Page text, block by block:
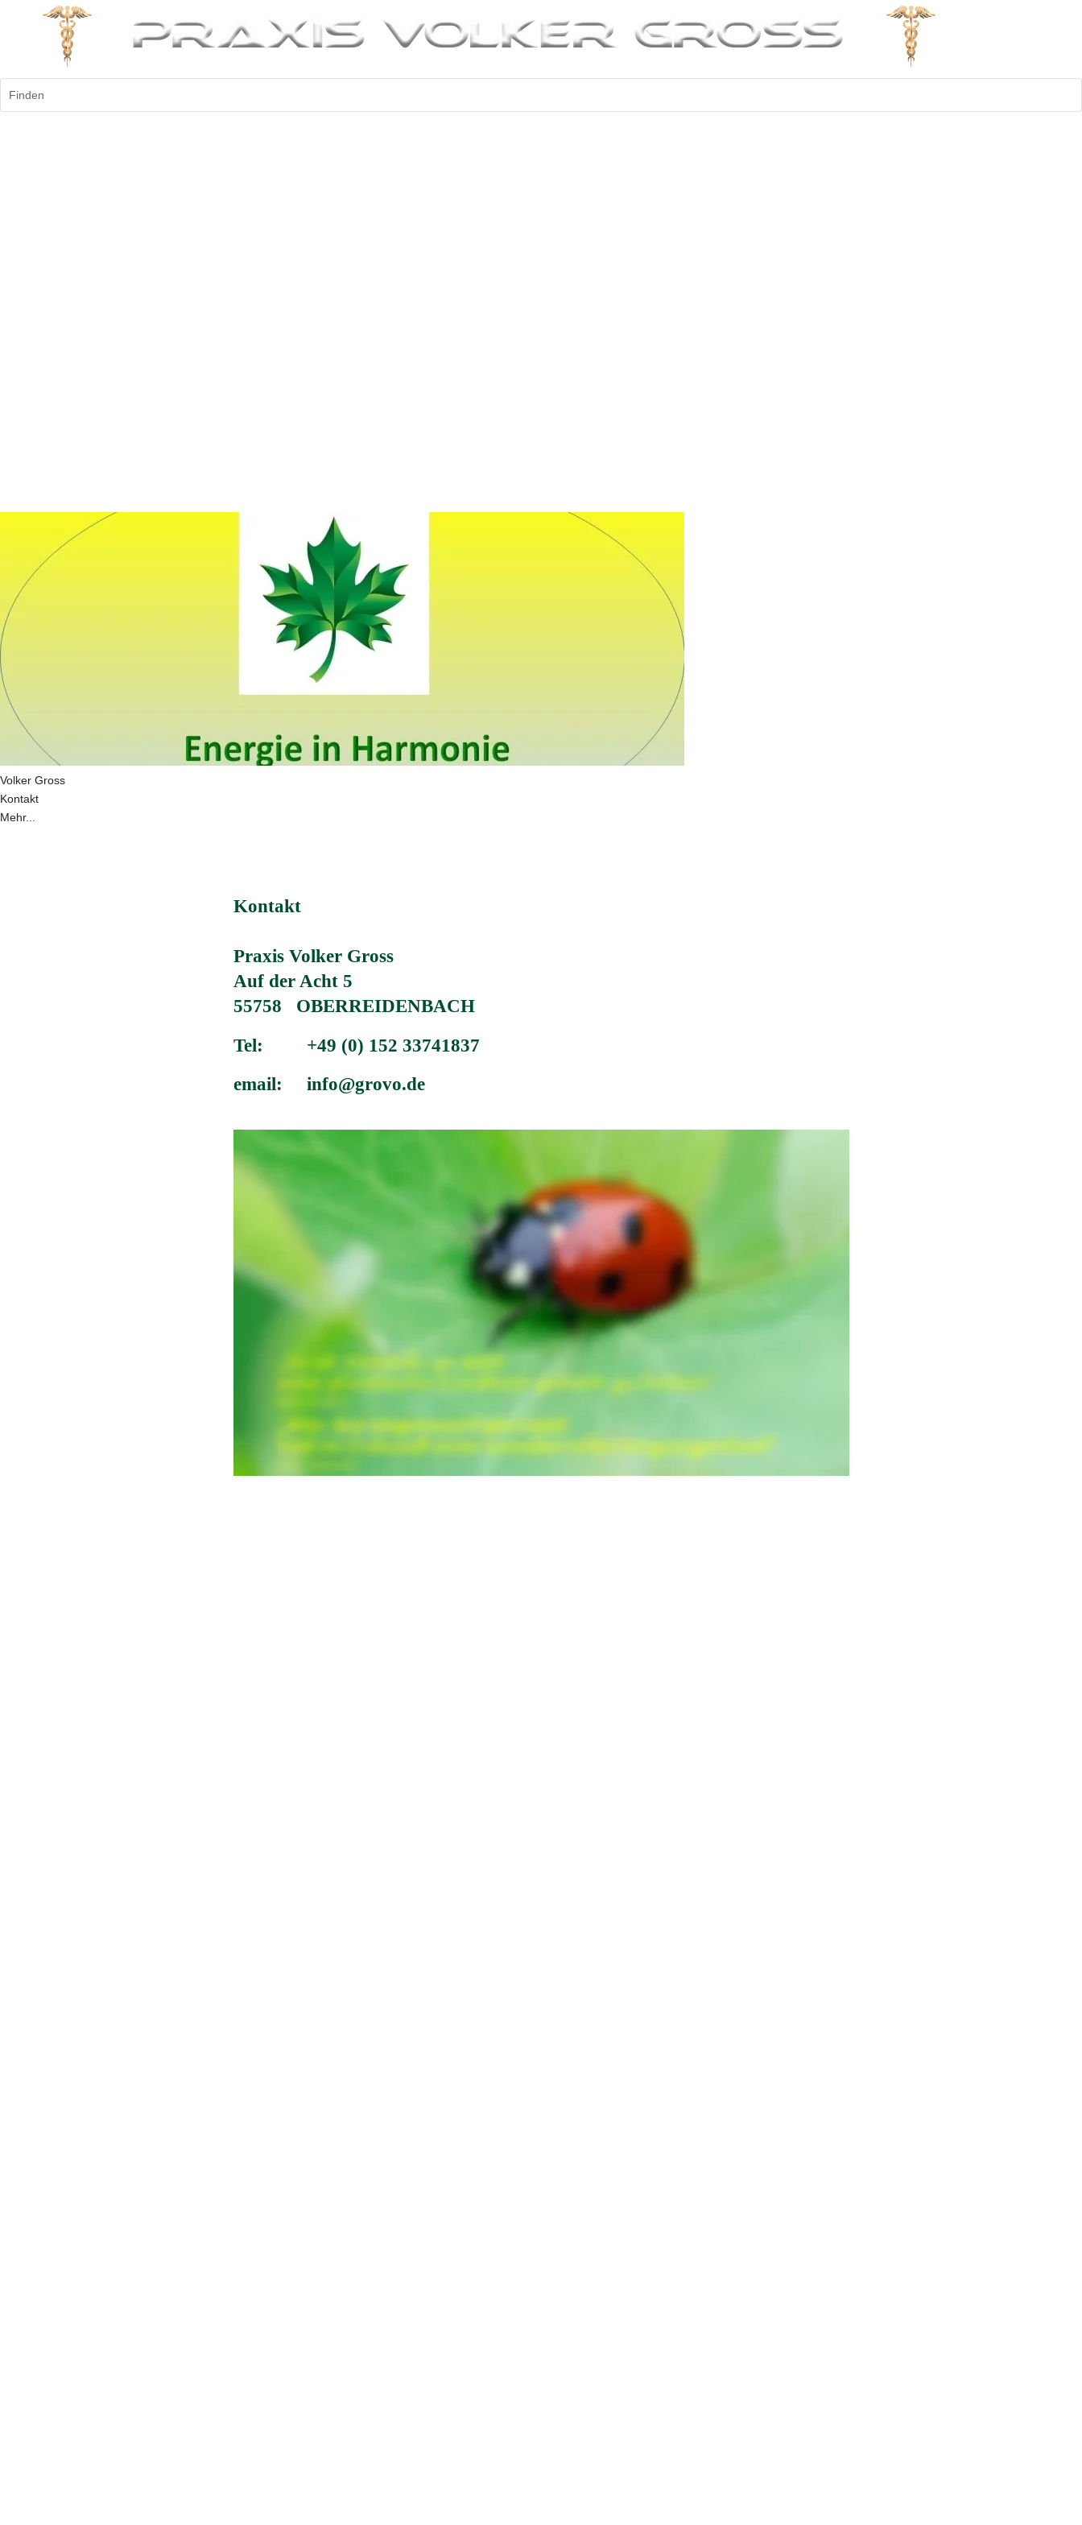
Finden
Volker Gross
Kontakt
Mehr...
Kontakt
Praxis Volker Gross
Auf der Acht 5
55758   OBERREIDENBACH
Tel:         +49 (0) 152 33741837
email:     info@grovo.de